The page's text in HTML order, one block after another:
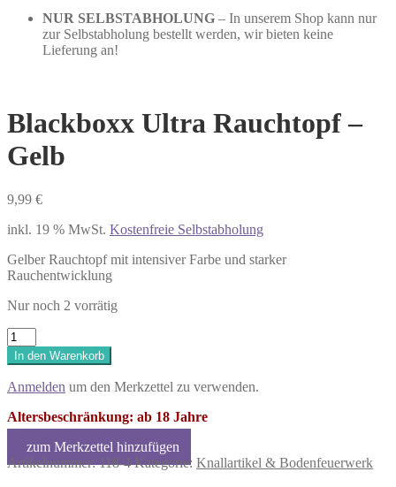
NUR SELBSTABHOLUNG – In unserem Shop kann nur
zur Selbstabholung bestellt werden, wir bieten keine
Lieferung an!
Blackboxx Ultra Rauchtopf –
Gelb
9,99 €
inkl. 19 % MwSt. Kostenfreie Selbstabholung
Gelber Rauchtopf mit intensiver Farbe und starker
Rauchentwicklung
Nur noch 2 vorrätig
Blackboxx
Ultra
Rauchtopf
-
Gelb
Menge
In den Warenkorb
Anmelden um den Merkzettel zu verwenden.
Altersbeschränkung: ab 18 Jahre
Artikelnummer:118-4 Kategorie: Knallartikel & Bodenfeuerwerk